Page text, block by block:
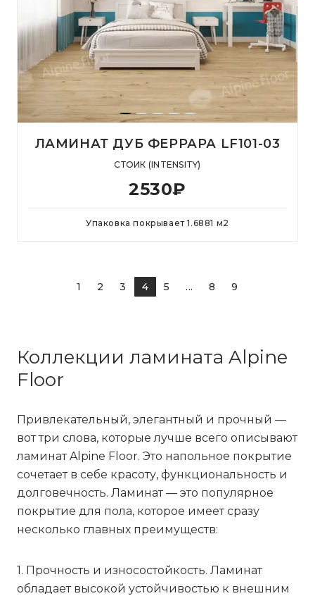
ЛАМИНАТ ДУБ ФЕРРАРА LF101-03
СТОИК (INTENSITY)
2530₽
Упаковка покрывает1.6881 м2
1 2 3 4 5 ... 8 9
Коллекции ламината Alpine
Floor
Привлекательный, элегантный и прочный —
вот три слова, которые лучше всего описывают
ламинат Alpine Floor. Это напольное покрытие
сочетает в себе красоту, функциональность и
долговечность. Ламинат — это популярное
покрытие для пола, которое имеет сразу
несколько главных преимуществ:
1. Прочность и износостойкость. Ламинат
обладает высокой устойчивостью к внешним